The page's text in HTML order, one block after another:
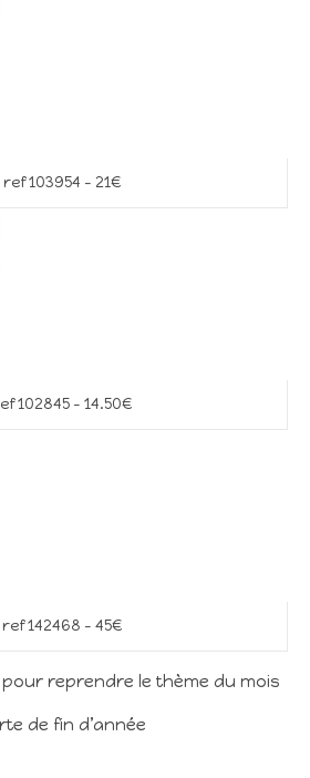
ref 103954 – 21€
102845 – 14.50€
ref 142468 – 45€
reprendre le thème du mois
de fin d’année